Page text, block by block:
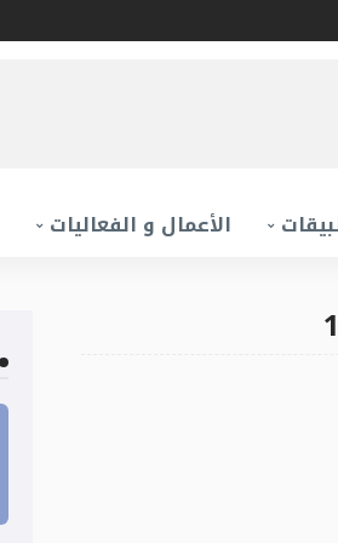
الأعمال و الفعاليات